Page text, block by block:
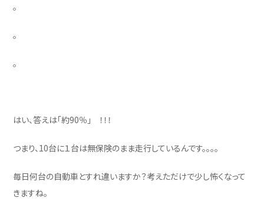
。
。
。
はい、答えは「約90％」 ！！！
つまり、10台に１台は無保険のまま走行しているんです。。。。
毎日何台の自動車とすれ違いますか？考えただけで少し怖くなって
きますね。